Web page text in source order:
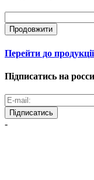
Продовжити
Перейти до продукції
Підписатись на
Підписатись
-